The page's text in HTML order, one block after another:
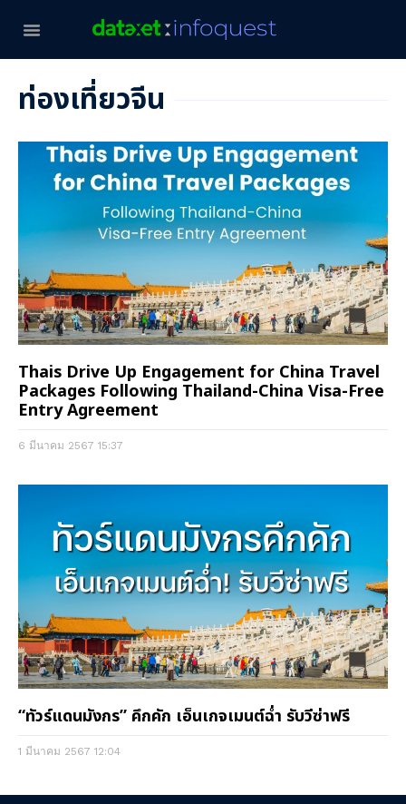
ท่องเที่ยวจีน
Thais Drive Up Engagement for China Travel
Packages Following Thailand-China Visa-Free
Entry Agreement
6 มีนาคม 2567 15:37
“ทัวร์แดนมังกร” คึกคัก เอ็นเกจเมนต์ฉ่ำ รับวีซ่าฟรี
1 มีนาคม 2567 12:04